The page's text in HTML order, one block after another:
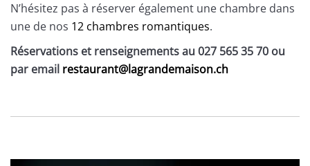
N’hésitez pas à réserver également une chambre dans
une de nos 12 chambres romantiques.
Réservations et renseignements au 027 565 35 70 ou
par email restaurant@lagrandemaison.ch